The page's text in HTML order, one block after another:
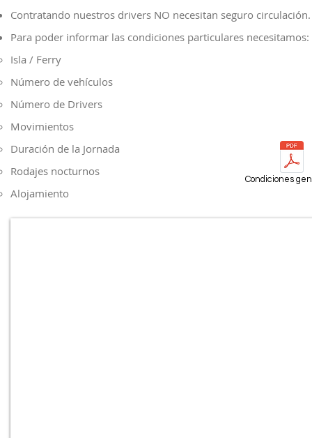
Contratando nuestros drivers NO necesitan seguro ​circulación.
Para poder informar las condiciones particulares necesitamos:
Isla​ / Ferry
Número de vehículos
Número de Drivers
Movimientos
Duración de la Jornada
Rodajes nocturnos
Alojamiento
Condiciones